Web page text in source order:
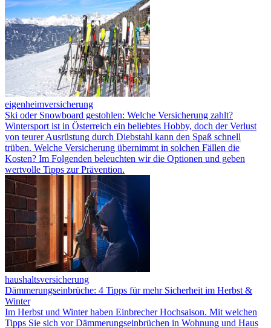
eigenheimversicherung
Ski oder Snowboard gestohlen: Welche Versicherung zahlt?
Wintersport ist in Österreich ein beliebtes Hobby, doch der Verlust
von teurer Ausrüstung durch Diebstahl kann den Spaß schnell
trüben. Welche Versicherung übernimmt in solchen Fällen die
Kosten? Im Folgenden beleuchten wir die Optionen und geben
wertvolle Tipps zur Prävention.
haushaltsversicherung
Dämmerungseinbrüche: 4 Tipps für mehr Sicherheit im Herbst &
Winter
Im Herbst und Winter haben Einbrecher Hochsaison. Mit welchen
Tipps Sie sich vor Dämmerungseinbrüchen in Wohnung und Haus